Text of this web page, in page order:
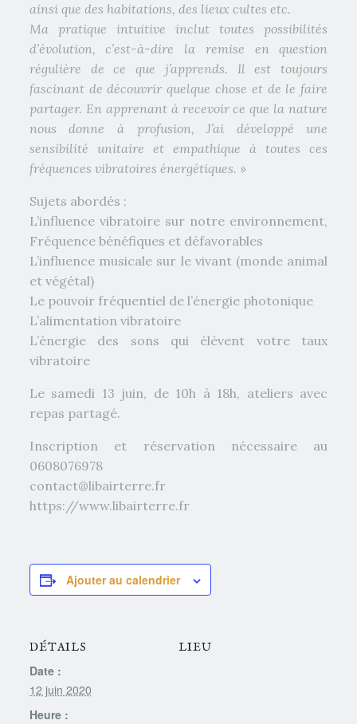
ainsi que des habitations, des lieux cultes etc.
Ma pratique intuitive inclut toutes possibilités
d’évolution, c’est-à-dire la remise en question
régulière de ce que j’apprends. Il est toujours
fascinant de découvrir quelque chose et de le faire
partager. En apprenant à recevoir ce que la nature
nous donne à profusion, J’ai développé une
sensibilité unitaire et empathique à toutes ces
fréquences vibratoires énergétiques. »
Sujets abordés :
L’influence vibratoire sur notre environnement,
Fréquence bénéfiques et défavorables
L’influence musicale sur le vivant (monde animal
et végétal)
Le pouvoir fréquentiel de l’énergie photonique
L’alimentation vibratoire
L’énergie des sons qui élèvent votre taux
vibratoire
Le samedi 13 juin, de 10h à 18h, ateliers avec
repas partagé.
Inscription et réservation nécessaire au
0608076978
contact@libairterre.fr
https://www.libairterre.fr
Ajouter au calendrier
DÉTAILS
Date :
12 juin 2020
Heure :
LIEU